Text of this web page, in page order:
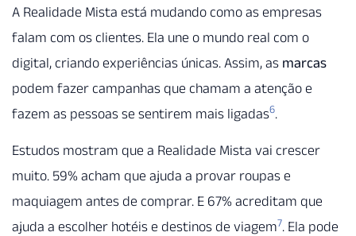
A Realidade Mista está mudando como as empresas
falam com os clientes. Ela une o mundo real com o
digital, criando experiências únicas. Assim, as marcas
podem fazer campanhas que chamam a atenção e
fazem as pessoas se sentirem mais ligadas6.
Estudos mostram que a Realidade Mista vai crescer
muito. 59% acham que ajuda a provar roupas e
maquiagem antes de comprar. E 67% acreditam que
ajuda a escolher hotéis e destinos de viagem7. Ela pode